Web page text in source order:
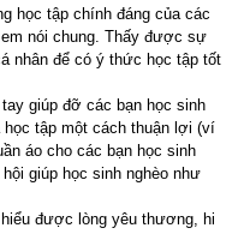
học tập chính đáng của các
nói chung. Thấy được sự
nhân để có ý thức học tập tốt
giúp đỡ các bạn học sinh
tập một cách thuận lợi (ví
áo cho các bạn học sinh
giúp học sinh nghèo như
được lòng yêu thương, hi